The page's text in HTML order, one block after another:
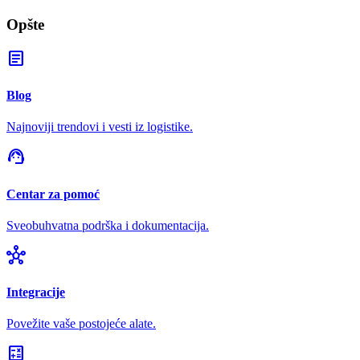
Opšte
article
Blog
Najnoviji trendovi i vesti iz logistike.
support_agent
Centar za pomoć
Sveobuhvatna podrška i dokumentacija.
hub
Integracije
Povežite vaše postojeće alate.
calculate